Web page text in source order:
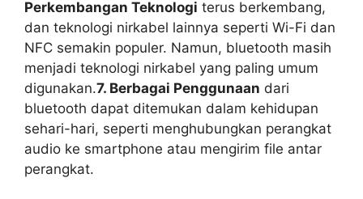
Perkembangan Teknologi terus berkembang,
dan teknologi nirkabel lainnya seperti Wi-Fi dan
NFC semakin populer. Namun, bluetooth masih
menjadi teknologi nirkabel yang paling umum
digunakan.7. Berbagai Penggunaan dari
bluetooth dapat ditemukan dalam kehidupan
sehari-hari, seperti menghubungkan perangkat
audio ke smartphone atau mengirim file antar
perangkat.